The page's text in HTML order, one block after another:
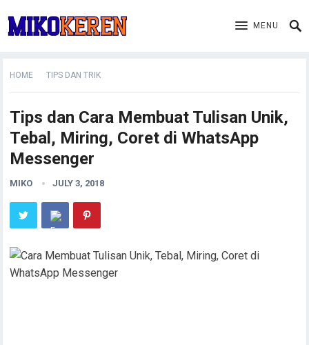
MENU
HOME TIPS DAN TRIK
Tips dan Cara Membuat Tulisan Unik,
Tebal, Miring, Coret di WhatsApp
Messenger
MIKO JULY 3, 2018